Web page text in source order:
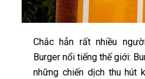
Chắc hẳn rất nhiều
Burger nổi tiếng thế giới:
những chiến dịch thu hút